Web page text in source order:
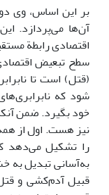
بر این اساس، وی
سطح تبعیض
شود که
خود بگیرد. ضمن آنکه
نیز هست. اول از
را تشکیل می‌دهد
به‌آسانی تبدیل به
قبیل آدم‌کشی و